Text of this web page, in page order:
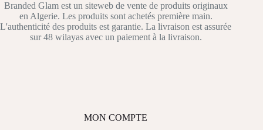
Branded Glam est un siteweb de vente de produits originaux
en Algerie. Les produits sont achetés première main.
L'authenticité des produits est garantie. La livraison est assurée
sur 48 wilayas avec un paiement à la livraison.
MON COMPTE